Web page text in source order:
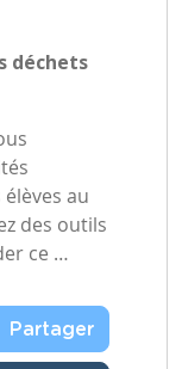
déchets
au
des outils
ce …
Partager